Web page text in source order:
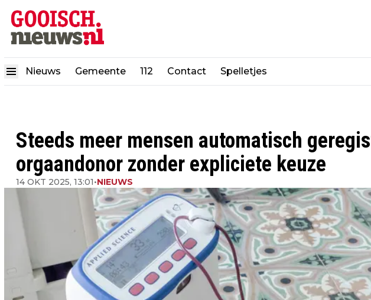
Nieuws Gemeente 112 Contact Spelletjes
Steeds meer mensen automatisch
orgaandonor zonder expliciete keuze
14 OKT 2025, 13:01•NIEUWS